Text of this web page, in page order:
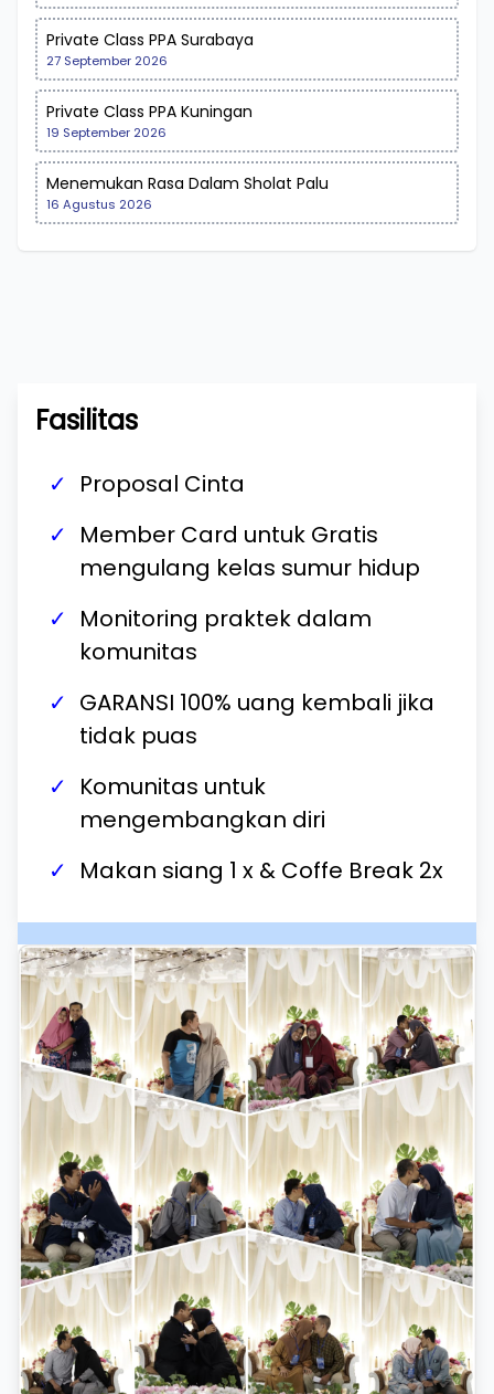
Private Class PPA Surabaya
27 September 2026
Private Class PPA Kuningan
19 September 2026
Menemukan Rasa Dalam Sholat Palu
16 Agustus 2026
Fasilitas
Proposal Cinta
Member Card untuk Gratis
mengulang kelas sumur hidup
Monitoring praktek dalam
komunitas
GARANSI 100% uang kembali jika
tidak puas
Komunitas untuk
mengembangkan diri
Makan siang 1 x & Coffe Break 2x